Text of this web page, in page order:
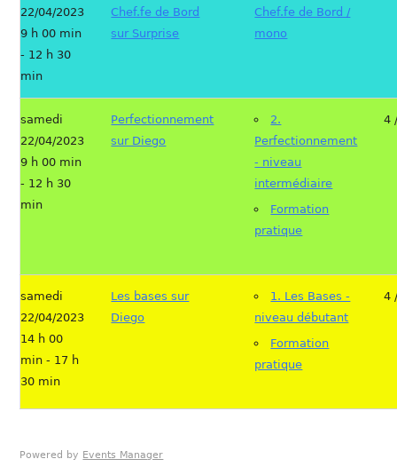
22/04/2023
9 h 00 min
- 12 h 30
min
Chef.fe de Bord
sur Surprise
Chef.fe de Bord /
mono
samedi
22/04/2023
9 h 00 min
- 12 h 30
min
Perfectionnement
sur Diego
2.
Perfectionnement
- niveau
intermédiaire
Formation
pratique
4
samedi
22/04/2023
14 h 00
min - 17 h
30 min
Les bases sur
Diego
1. Les Bases -
niveau débutant
Formation
pratique
4
Powered by Events Manager